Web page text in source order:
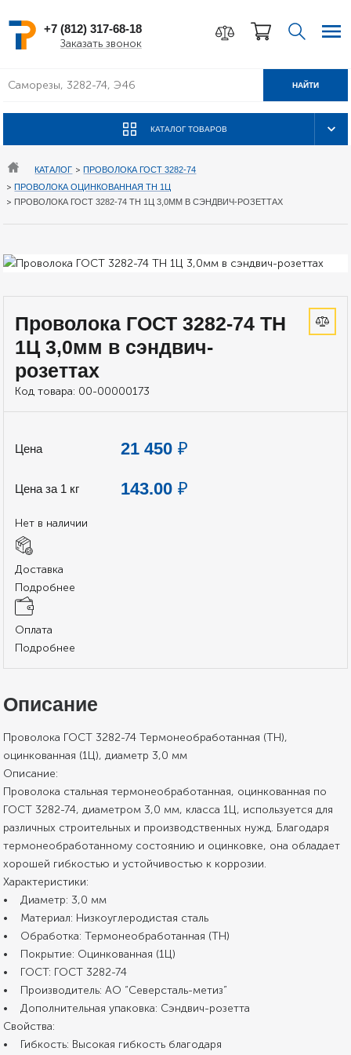
+7 (812) 317-68-18
Заказать звонок
КАТАЛОГ ТОВАРОВ
НАЙТИ
КАТАЛОГ >ПРОВОЛОКА ГОСТ 3282-74
>ПРОВОЛОКА ОЦИНКОВАННАЯ ТН 1Ц
> ПРОВОЛОКА ГОСТ 3282-74 ТН 1Ц 3,0ММ В СЭНДВИЧ-РОЗЕТТАХ
Проволока ГОСТ 3282-74 ТН
1Ц 3,0мм в сэндвич-
розеттах
Код товара: 00-00000173
Цена 21 450 ₽
Цена за 1 кг 143.00 ₽
Нет в наличии
Доставка
Подробнее
Оплата
Подробнее
Описание
Проволока ГОСТ 3282-74 Термонеобработанная (ТН),
оцинкованная (1Ц), диаметр 3,0 мм
Описание:
Проволока стальная термонеобработанная, оцинкованная по
ГОСТ 3282-74, диаметром 3,0 мм, класса 1Ц, используется для
различных строительных и производственных нужд. Благодаря
термонеобработанному состоянию и оцинковке, она обладает
хорошей гибкостью и устойчивостью к коррозии.
Характеристики:
• Диаметр: 3,0 мм
• Материал: Низкоуглеродистая сталь
• Обработка: Термонеобработанная (ТН)
• Покрытие: Оцинкованная (1Ц)
• ГОСТ: ГОСТ 3282-74
• Производитель: АО “Северсталь-метиз”
• Дополнительная упаковка: Сэндвич-розетта
Свойства:
• Гибкость: Высокая гибкость благодаря